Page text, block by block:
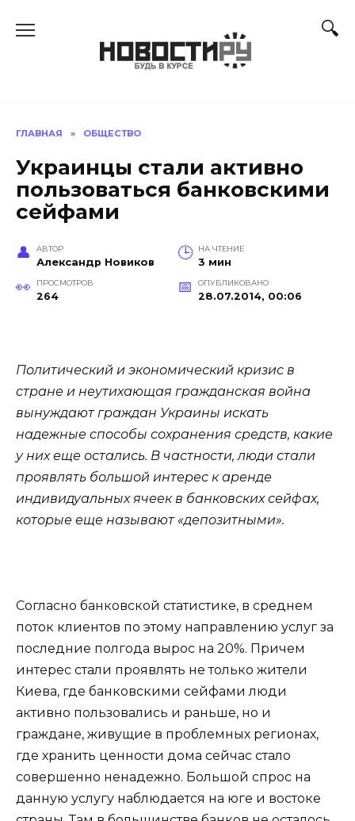
ГЛАВНАЯ » ОБЩЕСТВО
Украинцы стали активно
пользоваться банковскими
сейфами
АВТОР
Александр Новиков
НА ЧТЕНИЕ
3 мин
ПРОСМОТРОВ
264
ОПУБЛИКОВАНО
28.07.2014, 00:06
Политический и экономический кризис в
стране и неутихающая гражданская война
вынуждают граждан Украины искать
надежные способы сохранения средств, какие
у них еще остались. В частности, люди стали
проявлять большой интерес к аренде
индивидуальных ячеек в банковских сейфах,
которые еще называют «депозитными».
Согласно банковской статистике, в среднем
поток клиентов по этому направлению услуг за
последние полгода вырос на 20%. Причем
интерес стали проявлять не только жители
Киева, где банковскими сейфами люди
активно пользовались и раньше, но и
граждане, живущие в проблемных регионах,
где хранить ценности дома сейчас стало
совершенно ненадежно. Большой спрос на
данную услугу наблюдается на юге и востоке